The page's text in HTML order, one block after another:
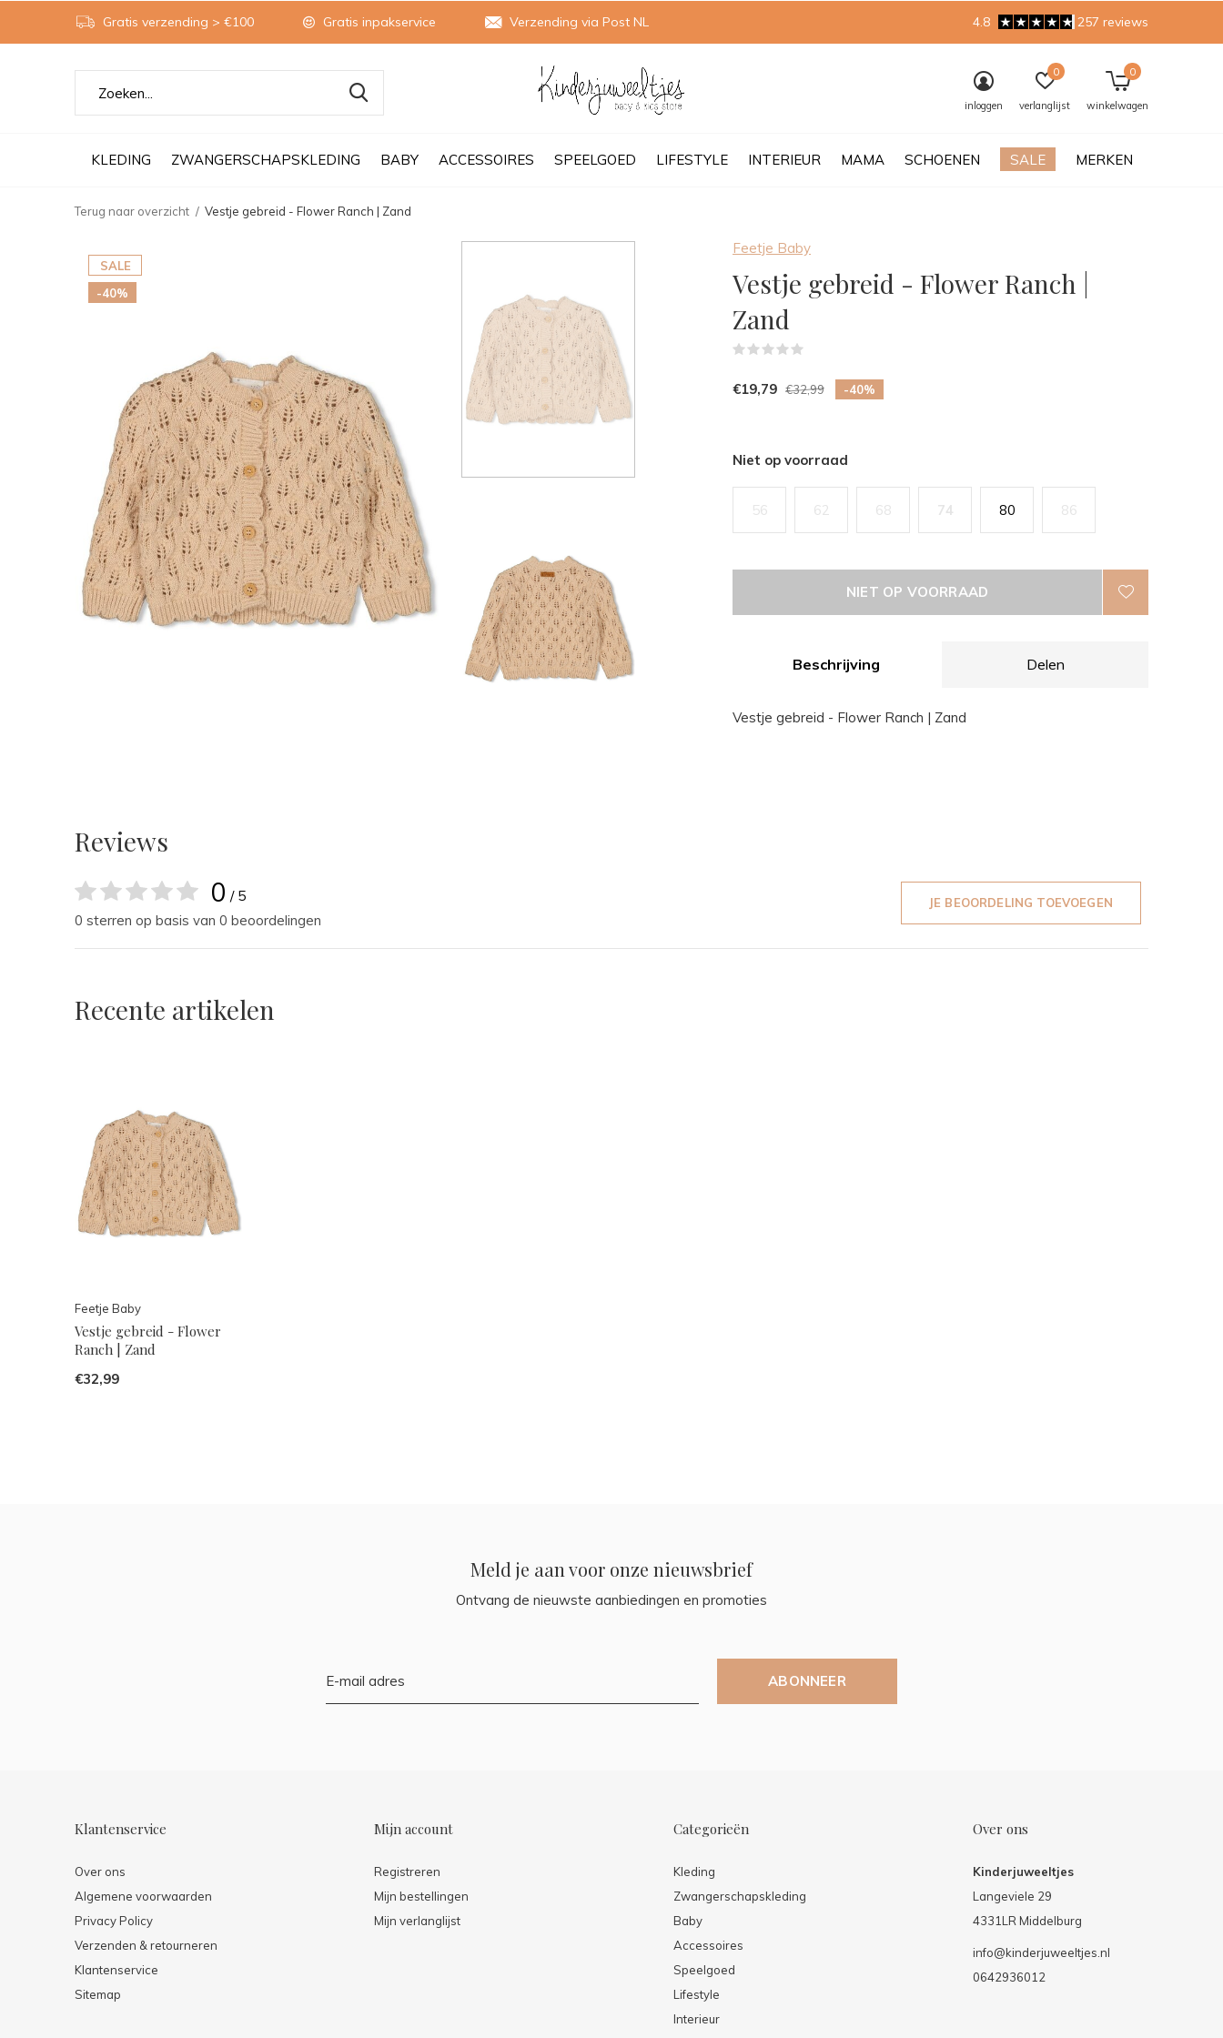
KLEDING ZWANGERSCHAPSKLEDING BABY ACCESSOIRES SPEELGOED LIFESTYLE INTERIEUR MAMA SCHOENEN SALE MERKEN
inloggen verlanglijst
0
winkelwagen
0
Gratis verzending > €100 Gratis inpakservice Verzending via Post NL 4.8 257 reviews
Terug naar overzicht Vestje gebreid - Flower Ranch | Zand
SALE
-40%
Feetje Baby
Vestje gebreid - Flower Ranch |
Zand
€19,79 €32,99 -40%
Niet op voorraad
56 62 68 74 80 86
NIET OP VOORRAAD
Beschrijving Delen
Vestje gebreid - Flower Ranch | Zand
Reviews
0 / 5
0 sterren op basis van 0 beoordelingen
JE BEOORDELING TOEVOEGEN
Recente artikelen
Feetje Baby
Vestje gebreid - Flower
Ranch | Zand
€32,99
Meld je aan voor onze nieuwsbrief
Ontvang de nieuwste aanbiedingen en promoties
ABONNEER
Klantenservice
Over ons
Algemene voorwaarden
Privacy Policy
Verzenden & retourneren
Klantenservice
Sitemap
Mijn account
Registreren
Mijn bestellingen
Mijn verlanglijst
Categorieën
Kleding
Zwangerschapskleding
Baby
Accessoires
Speelgoed
Lifestyle
Interieur
Over ons
Kinderjuweeltjes
Langeviele 29
4331LR Middelburg
info@kinderjuweeltjes.nl
0642936012